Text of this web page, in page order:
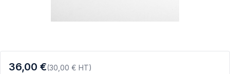
36,00 €(30,00 € HT)